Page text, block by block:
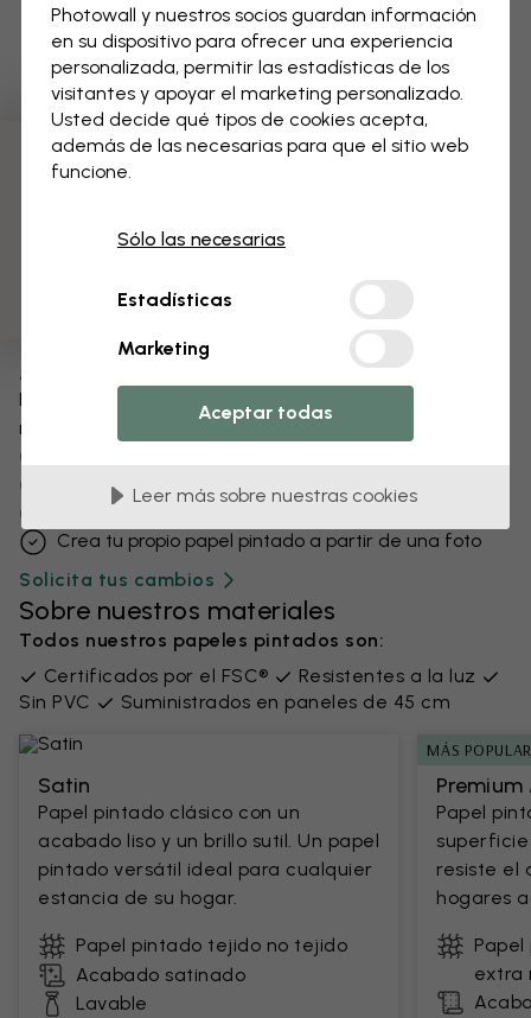
Modifica tu papel pintado
Nuestro equipo de diseño puede modificar cualquier
motivo para hacerlo único.
Añade o elimina un elemento
Personaliza un detalle
Crea tu propio papel pintado a partir de una foto
Solicita tus cambios
Sobre nuestros materiales
Todos nuestros papeles pintados son:
Certificados por el FSC®
Resistentes a la luz
Sin PVC
Suministrados en paneles de 45 cm
Satin
Papel pintado clásico con un
acabado liso y un brillo sutil. Un papel
pintado versátil ideal para cualquier
estancia de su hogar.
Papel pintado tejido no tejido
Acabado satinado
Lavable
MÁS
Papel
resiste el
hogares
extra
Photowall y nuestros socios guardan información
en su dispositivo para ofrecer una experiencia
personalizada, permitir las estadísticas de los
visitantes y apoyar el marketing personalizado.
Usted decide qué tipos de cookies acepta,
además de las necesarias para que el sitio web
funcione.
Sólo las necesarias
Estadísticas
Marketing
Aceptar todas
Leer más sobre nuestras cookies